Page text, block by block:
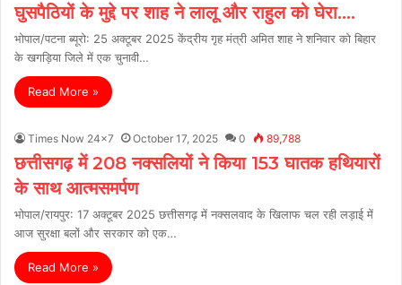
घुसपैठियों के मुद्दे पर शाह ने लालू और राहुल को घेरा….
भोपाल/पटना ब्यूरो: 25 अक्टूबर 2025 केंद्रीय गृह मंत्री अमित शाह ने शनिवार को बिहार
के खगड़िया जिले में एक चुनावी…
Read More »
Times Now 24x7 October 17, 2025 0 89,788
छत्तीसगढ़ में 208 नक्सलियों ने किया 153 घातक हथियारों
के साथ आत्मसमर्पण
भोपाल/रायपुर: 17 अक्टूबर 2025 छत्तीसगढ़ में नक्सलवाद के खिलाफ चल रही लड़ाई में
आज सुरक्षा बलों और सरकार को एक…
Read More »